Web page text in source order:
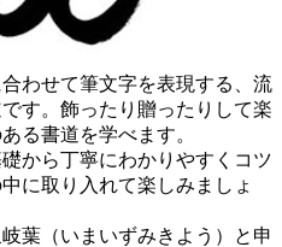
わせて筆文字を表現する、流
す。飾ったり贈ったりして楽
る書道を学べます。
から丁寧にわかりやすくコツ
に取り入れて楽しみましょ
葉（いまいずみきよう）と申